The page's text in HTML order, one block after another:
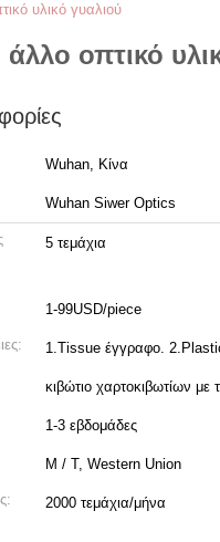
υλικό γυαλιού
οπτικό
Wuhan, Κίνα
Wuhan Siwer Optics
5 τεμάχια
1-99USD/piece
1.Tissue έγγραφο.
κιβώτιο χαρτοκιβωτίων με
1-3 εβδομάδες
Μ / Τ, Western Union
2000 τεμάχια/μήνα